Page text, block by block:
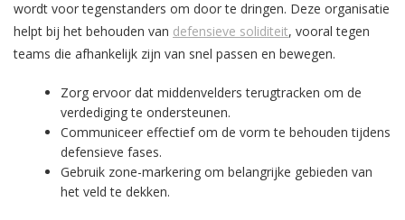
wordt voor tegenstanders om door te dringen. Deze organisatie
helpt bij het behouden van defensieve soliditeit, vooral tegen
teams die afhankelijk zijn van snel passen en bewegen.
Zorg ervoor dat middenvelders terugtracken om de
verdediging te ondersteunen.
Communiceer effectief om de vorm te behouden tijdens
defensieve fases.
Gebruik zone-markering om belangrijke gebieden van
het veld te dekken.